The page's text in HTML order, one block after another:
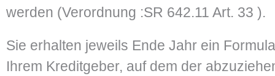
werden (Verordnung :SR 642.11 Art. 33 ).
Sie erhalten jeweils Ende Jahr ein
Ihrem Kreditgeber, auf dem der